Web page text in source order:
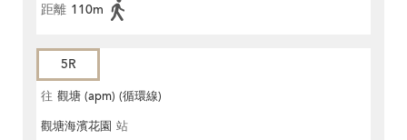
距離 110m
5R
往 觀塘 (apm) (循環線)
觀塘海濱花園 站